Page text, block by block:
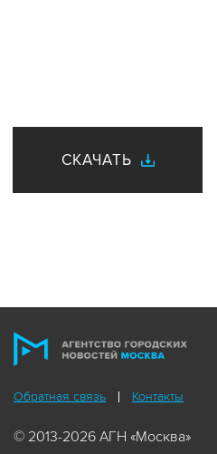
СКАЧАТЬ
Обратная связь Контакты
© 2013-2026 АГН «Москва»